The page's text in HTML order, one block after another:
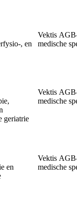
, en
Vektis
medische
geriatrie
Vektis
medische
en
Vektis
medische